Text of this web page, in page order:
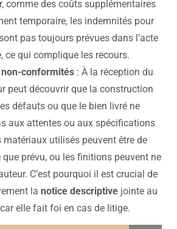
comme des coûts supplémentaires
temporaire, les indemnités pour
pas toujours prévues dans l’acte
ce qui complique les recours.
conformités : À la réception du
peut découvrir que la construction
défauts ou que le bien livré ne
aux attentes ou aux spécifications
matériaux utilisés peuvent être de
prévu, ou les finitions peuvent ne
C’est pourquoi il est crucial de
la notice descriptive jointe au
elle fait foi en cas de litige.